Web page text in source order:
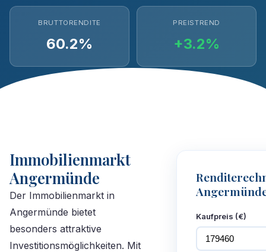
BRUTTORENDITE
60.2%
PREISTREND
+3.2%
Immobilienmarkt
Angermünde
Der Immobilienmarkt in
Angermünde bietet
besonders attraktive
Investitionsmöglichkeiten. Mit
Kaufpreis (€)